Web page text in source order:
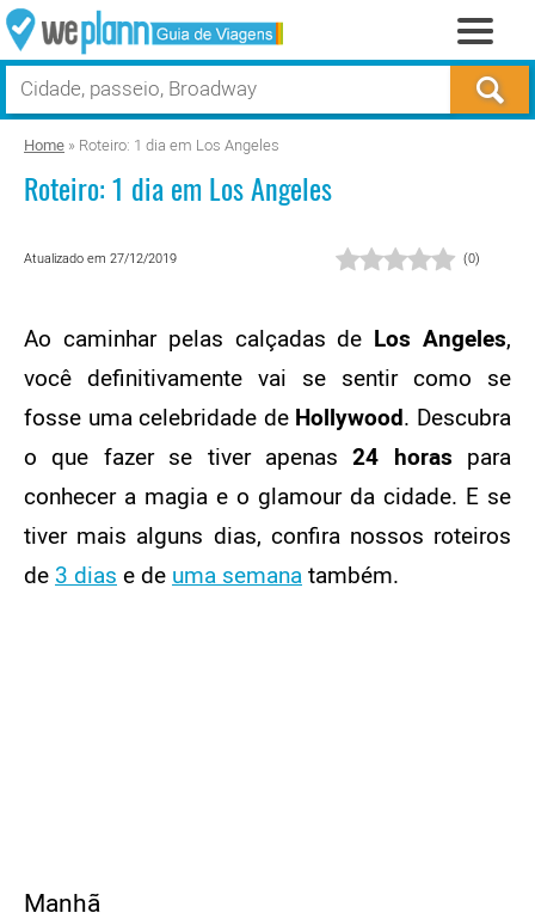
Home » Roteiro: 1 dia em Los Angeles
Roteiro: 1 dia em Los Angeles
Atualizado em 27/12/2019 (0)
Ao caminhar pelas calçadas de Los Angeles,
você definitivamente vai se sentir como se
fosse uma celebridade de Hollywood. Descubra
o que fazer se tiver apenas24 horas para
conhecer a magia e o glamour da cidade. E se
tiver mais alguns dias, confira nossos roteiros
de 3 dias e de uma semana também.
Manhã